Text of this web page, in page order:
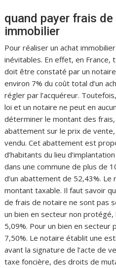
quand payer frais
immobilier
Pour réaliser un achat
inévitables. En effet, en France,
doit être constaté par un
environ 7% du coût total d’un
régler par l’acquéreur.
loi et un notaire ne peut en
déterminer le montant des
abattement sur le prix de
vendu. Cet abattement est
d’habitants du lieu
dans une commune de plus de
d’un abattement de 52,43%.
montant taxable. Il faut savoir
de frais de notaire ne sont pas
un bien en secteur non
5,09%. Pour un bien en secteur
7,50%. Le notaire établit une
avant la signature de l’acte de
taxe foncière, des droits de